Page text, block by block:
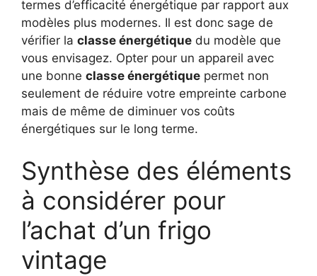
termes d’efficacité énergétique par rapport aux
modèles plus modernes. Il est donc sage de
vérifier la classe énergétique du modèle que
vous envisagez. Opter pour un appareil avec
une bonne classe énergétique permet non
seulement de réduire votre empreinte carbone
mais de même de diminuer vos coûts
énergétiques sur le long terme.
Synthèse des éléments
à considérer pour
l’achat d’un frigo
vintage